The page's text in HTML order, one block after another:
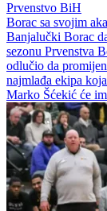
Prvenstvo BiH
Borac sa svojim
Banjalučki Borac
sezonu Prvenstva
odlučio da
najmlađa ekipa
Marko Šćekić će